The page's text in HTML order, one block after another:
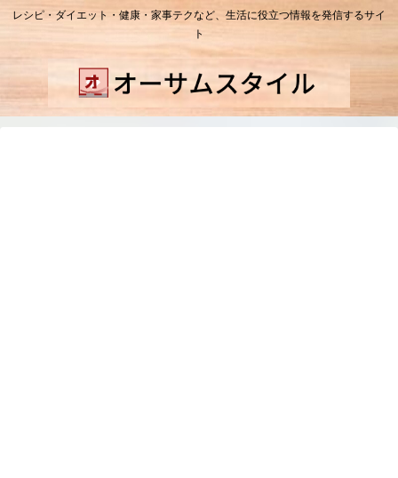
レシピ・ダイエット・健康・家事テクなど、生活に役立つ情報を発信するサイ
ト